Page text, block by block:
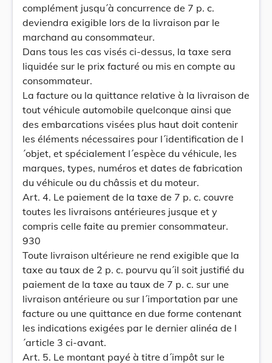
complément jusqu´à concurrence de 7 p. c.
deviendra exigible lors de la livraison par le
marchand au consommateur.
Dans tous les cas visés ci-dessus, la taxe sera
liquidée sur le prix facturé ou mis en compte au
consommateur.
La facture ou la quittance relative à la livraison de
tout véhicule automobile quelconque ainsi que
des embarcations visées plus haut doit contenir
les éléments nécessaires pour l´identification de l
´objet, et spécialement l´espèce du véhicule, les
marques, types, numéros et dates de fabrication
du véhicule ou du châssis et du moteur.
Art. 4. Le paiement de la taxe de 7 p. c. couvre
toutes les livraisons antérieures jusque et y
compris celle faite au premier consommateur.
930
Toute livraison ultérieure ne rend exigible que la
taxe au taux de 2 p. c. pourvu qu´il soit justifié du
paiement de la taxe au taux de 7 p. c. sur une
livraison antérieure ou sur l´importation par une
facture ou une quittance en due forme contenant
les indications exigées par le dernier alinéa de l
´article 3 ci-avant.
Art. 5. Le montant payé à titre d´impôt sur le